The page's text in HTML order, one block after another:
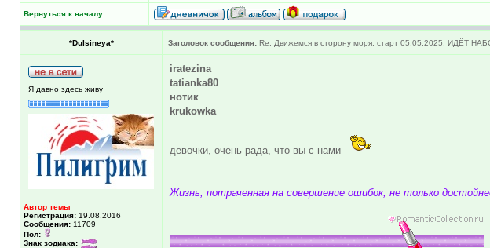
Вернуться к началу
*Dulsineya* Заголовок сообщения: Re: Движемся в сторону моря, старт 05.05.2025, ИДЁТ
Я давно здесь живу
Автор темы
Регистрация: 19.08.2016
Сообщения: 11709
Пол:
Знак зодиака:
iratezina
tatianka80
нотик
krukowka
девочки, очень рада, что вы с нами
Жизнь, потраченная на совершение ошибок, не только